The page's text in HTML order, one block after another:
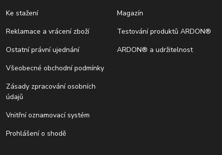
Ke stažení
Reklamace a vrácení zboží
Ostatní právní ujednání
Všeobecné obchodní podmínky
Zásady zpracování osobních
údajů
Vnitřní oznamovací systém
Prohlášení o shodě
Magazín
Testování produktů ARDON®
ARDON® a udržitelnost